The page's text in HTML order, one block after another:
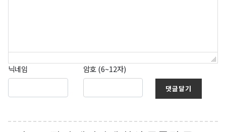
닉네임 암호 (6~12자)
댓글달기